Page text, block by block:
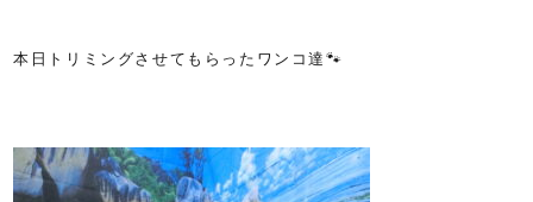
本日トリミングさせてもらったワンコ達🐾